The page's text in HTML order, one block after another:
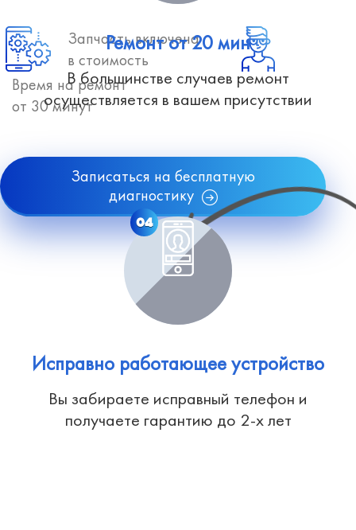
Запчасть включена
в стоимость
Время на ремонт
от 30 минут
Записаться на бесплатную
диагностику
Ремонт от 20 мин
В большинстве случаев ремонт
осуществляется в вашем присутствии
04
Исправно работающее устройство
Вы забираете исправный телефон и
получаете гарантию до 2-х лет